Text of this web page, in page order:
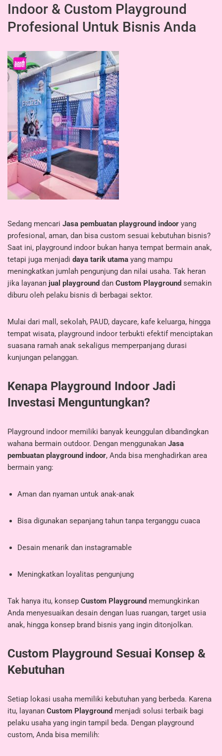
Indoor & Custom Playground
Profesional Untuk Bisnis Anda
Sedang mencari Jasa pembuatan playground indoor yang
profesional, aman, dan bisa custom sesuai kebutuhan bisnis?
Saat ini, playground indoor bukan hanya tempat bermain anak,
tetapi juga menjadi daya tarik utama yang mampu
meningkatkan jumlah pengunjung dan nilai usaha. Tak heran
jika layanan jual playground dan Custom Playground semakin
diburu oleh pelaku bisnis di berbagai sektor.
Mulai dari mall, sekolah, PAUD, daycare, kafe keluarga, hingga
tempat wisata, playground indoor terbukti efektif menciptakan
suasana ramah anak sekaligus memperpanjang durasi
kunjungan pelanggan.
Kenapa Playground Indoor Jadi
Investasi Menguntungkan?
Playground indoor memiliki banyak keunggulan dibandingkan
wahana bermain outdoor. Dengan menggunakan Jasa
pembuatan playground indoor, Anda bisa menghadirkan area
bermain yang:
Aman dan nyaman untuk anak-anak
Bisa digunakan sepanjang tahun tanpa terganggu cuaca
Desain menarik dan instagramable
Meningkatkan loyalitas pengunjung
Tak hanya itu, konsep Custom Playground memungkinkan
Anda menyesuaikan desain dengan luas ruangan, target usia
anak, hingga konsep brand bisnis yang ingin ditonjolkan.
Custom Playground Sesuai Konsep &
Kebutuhan
Setiap lokasi usaha memiliki kebutuhan yang berbeda. Karena
itu, layanan Custom Playground menjadi solusi terbaik bagi
pelaku usaha yang ingin tampil beda. Dengan playground
custom, Anda bisa memilih: